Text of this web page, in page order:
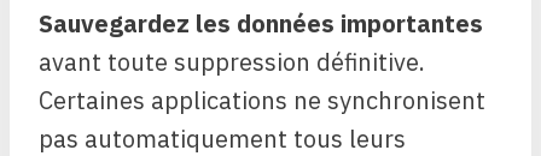
Sauvegardez les données importantes
avant toute suppression définitive.
Certaines applications ne synchronisent
pas automatiquement tous leurs